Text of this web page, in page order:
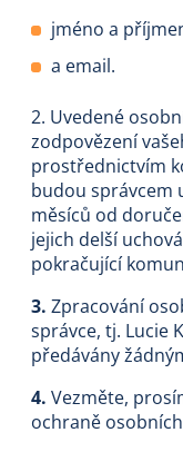
jméno a
a email.
2. Uvedené
zodpovězení
prostřednictvím
budou správcem
měsíců od
jejich delší
pokračující
3. Zpracování
správce, tj. Lucie
předávány
4. Vezměte,
ochraně